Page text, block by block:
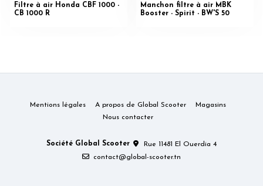
Filtre à air Honda CBF 1000 -
CB 1000 R
Manchon filtre à air MBK
Booster - Spirit - BW'S 50
Mentions légales A propos de Global Scooter
Magasins
Nous contacter
Société Global Scooter
Rue 11481 El Ouerdia 4
contact@global-scooter.tn